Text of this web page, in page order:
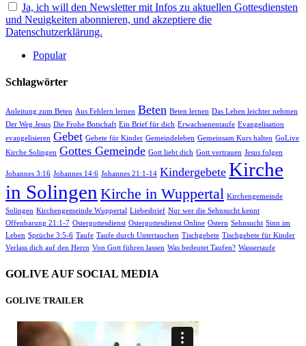
Ja, ich will den Newsletter mit Infos zu aktuellen Gottesdiensten
und Neuigkeiten abonnieren, und akzeptiere die
Datenschutzerklärung.
Popular
Schlagwörter
Anleitung zum Beten Aus Fehlern lernen Beten Beten lernen Das Leben leichter nehmen
Der Weg Jesus Die Frohe Botschaft Ein Brief für dich Erwachsenentaufe Evangelisation
evangelisieren Gebet Gebete für Kinder Gemeindeleben Gemeinsam Kurs halten GoLive
Kirche Solingen Gottes Gemeinde Gott liebt dich Gott vertrauen Jesus folgen
Johannes 3:16 Johannes 14:6 Johannes 21:1-14 Kindergebete Kirche
in Solingen Kirche in Wuppertal Kirchengemeinde
Solingen Kirchengemeinde Wuppertal Liebesbrief Nur wer die Sehnsucht kennt
Offenbarung 21:1-7 Ostergottesdienst Ostergottesdienst Online Ostern Sehnsucht Sinn im
Leben Sprüche 3:5-6 Taufe Taufe durch Untertauchen Tischgebete Tischgebete für Kinder
Verlass dich auf den Herrn Von Gott führen lassen Was bedeutet Taufen? Wassertaufe
GOLIVE AUF SOCIAL MEDIA
GOLIVE TRAILER